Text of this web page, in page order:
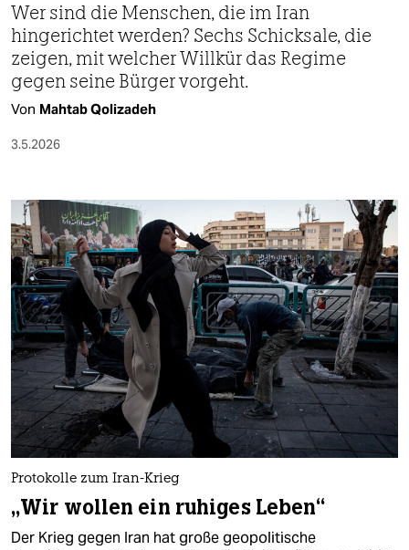
Wer sind die Menschen, die im Iran
hingerichtet werden? Sechs Schicksale, die
zeigen, mit welcher Willkür das Regime
gegen seine Bürger vorgeht.
Von Mahtab Qolizadeh
3.5.2026
Protokolle zum Iran-Krieg
„Wir wollen ein ruhiges Leben“
Der Krieg gegen Iran hat große geopolitische